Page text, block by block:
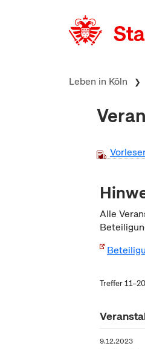
Leben in Köln
Alle
Treffer
9.12.2023